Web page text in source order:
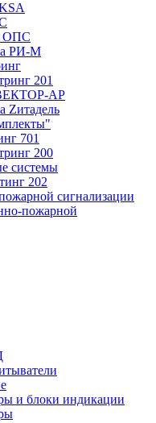
ОПС
РИ-М
201
ВЕКТОР-АР
Zитадель
701
200
системы
202
сигнализации
пожарной
и блоки индикации